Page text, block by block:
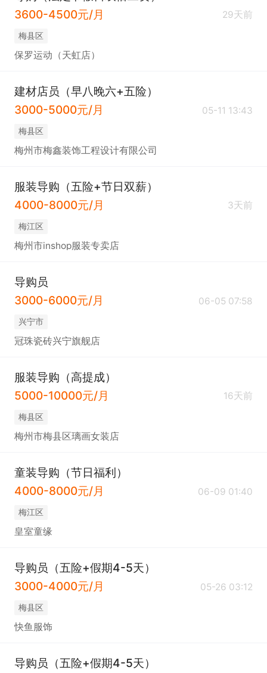
3600-4500元/月
29天前
梅县区
保罗运动（天虹店）
建材店员（早八晚六+五险）
3000-5000元/月
05-11 13:43
梅县区
梅州市梅鑫装饰工程设计有限公司
服装导购（五险+节日双薪）
4000-8000元/月
3天前
梅江区
梅州市inshop服装专卖店
导购员
3000-6000元/月
06-05 07:58
兴宁市
冠珠瓷砖兴宁旗舰店
服装导购（高提成）
5000-10000元/月
16天前
梅县区
梅州市梅县区璃画女装店
童装导购（节日福利）
4000-8000元/月
06-09 01:40
梅江区
皇室童缘
导购员（五险+假期4-5天）
3000-4000元/月
05-26 03:12
梅县区
快鱼服饰
导购员（五险+假期4-5天）